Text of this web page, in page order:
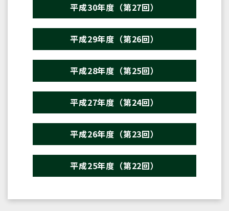
平成30年度（第27回）
平成29年度（第26回）
平成28年度（第25回）
平成27年度（第24回）
平成26年度（第23回）
平成25年度（第22回）